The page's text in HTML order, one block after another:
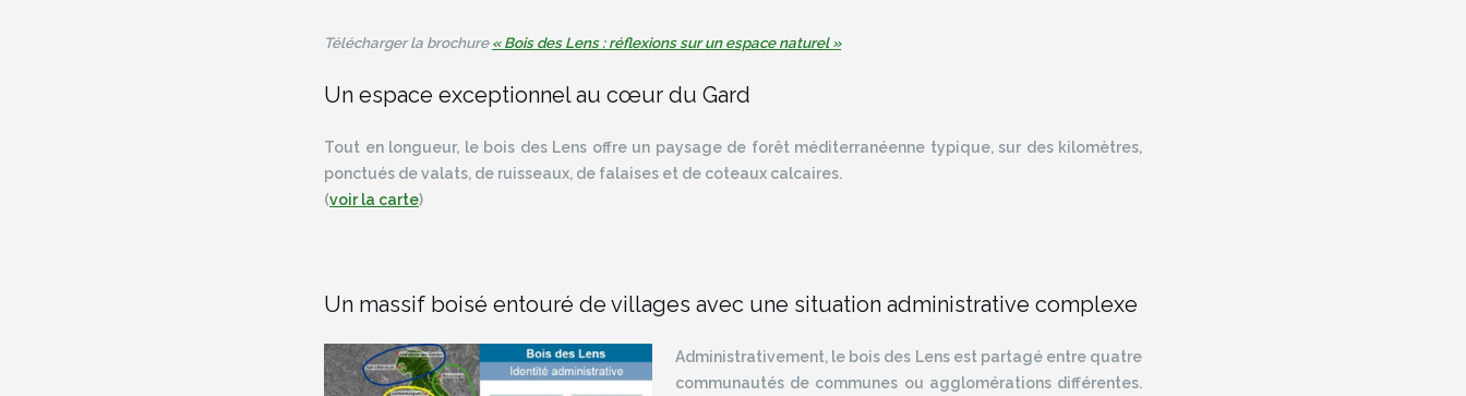
Télécharger la brochure« Bois des Lens : réflexions sur un espace naturel »
Un espace exceptionnel au cœur du Gard
Tout en longueur, le bois des Lens offre un paysage de forêt méditerranéenne typique, sur des kilomètres,
ponctués de valats, de ruisseaux, de falaises et de coteaux calcaires.
(voir la carte)
Un massif boisé entouré de villages avec une situation administrative complexe
Administrativement, le bois des Lens est partagé entre quatre
communautés de communes ou agglomérations différentes.